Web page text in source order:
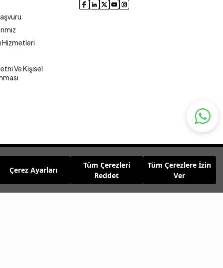
Çerez Ayarları
Tüm Çerezleri
Reddet
Tüm Çerezlere İzin
Ver
Hizmetleri
Ve Kişisel